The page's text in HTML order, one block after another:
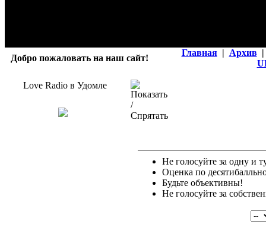
Добро пожаловать на наш сайт!
Главная | Архив |
Love Radio в Удомле
Не голосуйте за одну и
Оценка по
Будьте объективны!
Не голосуйте за